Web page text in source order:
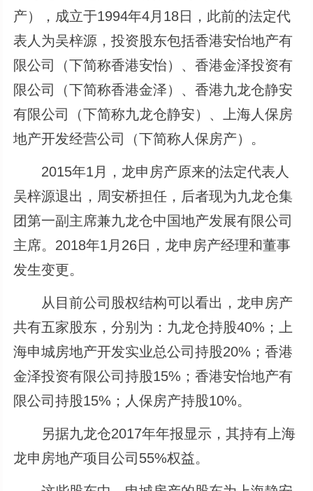
产），成立于1994年4月18日，此前的法定代
表人为吴梓源，投资股东包括香港安怡地产有
限公司（下简称香港安怡）、香港金泽投资有
限公司（下简称香港金泽）、香港九龙仓静安
有限公司（下简称九龙仓静安）、上海人保房
地产开发经营公司（下简称人保房产）。
2015年1月，龙申房产原来的法定代表人
吴梓源退出，周安桥担任，后者现为九龙仓集
团第一副主席兼九龙仓中国地产发展有限公司
主席。2018年1月26日，龙申房产经理和董事
发生变更。
从目前公司股权结构可以看出，龙申房产
共有五家股东，分别为：九龙仓持股40%；上
海申城房地产开发实业总公司持股20%；香港
金泽投资有限公司持股15%；香港安怡地产有
限公司持股15%；人保房产持股10%。
另据九龙仓2017年年报显示，其持有上海
龙申房地产项目公司55%权益。